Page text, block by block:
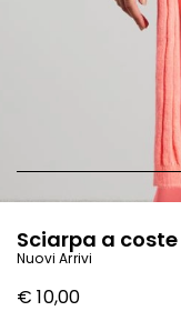
Sciarpa a coste
Nuovi Arrivi
€ 10,00